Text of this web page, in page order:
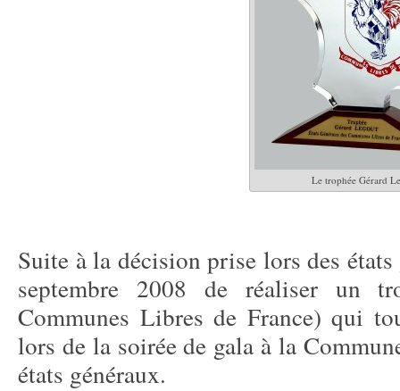
Le trophée Gérard
Suite à la décision prise lors des
septembre 2008 de réaliser un
Communes Libres de France) qui
lors de la soirée de gala à la
états généraux.